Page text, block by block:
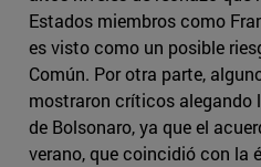
Estados miembros como
es visto como un posible
Común. Por otra parte,
mostraron críticos
de Bolsonaro, ya que el
verano, que coincidió con la